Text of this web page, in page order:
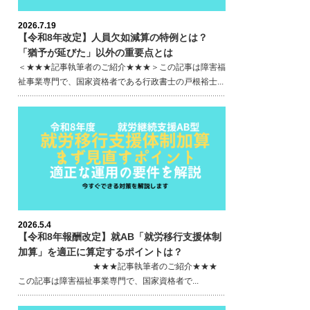
2026.7.19
【令和8年改定】人員欠如減算の特例とは？
「猶予が延びた」以外の重要点とは
＜★★★記事執筆者のご紹介★★★＞この記事は障害福
祉事業専門で、国家資格者である行政書士の戸根裕士...
2026.5.4
【令和8年報酬改定】就AB「就労移行支援体制
加算」を適正に算定するポイントは？
★★★記事執筆者のご紹介★★★
この記事は障害福祉事業専門で、国家資格者で...